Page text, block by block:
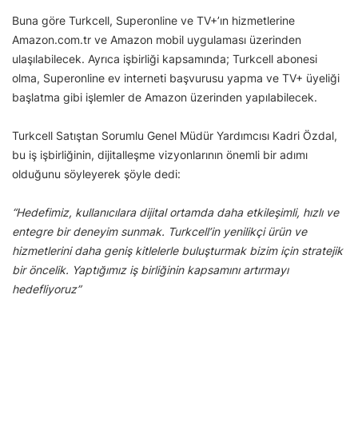
Buna göre Turkcell, Superonline ve TV+’ın hizmetlerine
Amazon.com.tr ve Amazon mobil uygulaması üzerinden
ulaşılabilecek. Ayrıca işbirliği kapsamında; Turkcell abonesi
olma, Superonline ev interneti başvurusu yapma ve TV+ üyeliği
başlatma gibi işlemler de Amazon üzerinden yapılabilecek.
Turkcell Satıştan Sorumlu Genel Müdür Yardımcısı Kadri Özdal,
bu iş işbirliğinin, dijitalleşme vizyonlarının önemli bir adımı
olduğunu söyleyerek şöyle dedi:
“Hedefimiz, kullanıcılara dijital ortamda daha etkileşimli, hızlı ve
entegre bir deneyim sunmak. Turkcell’in yenilikçi ürün ve
hizmetlerini daha geniş kitlelerle buluşturmak bizim için stratejik
bir öncelik. Yaptığımız iş birliğinin kapsamını artırmayı
hedefliyoruz”